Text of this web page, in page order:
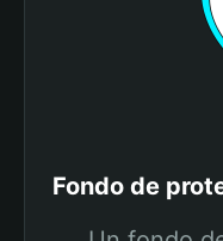
Fondo de